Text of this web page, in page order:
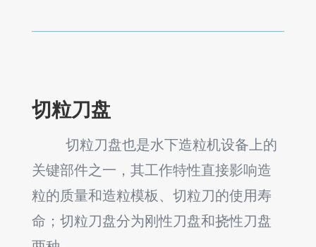
切粒刀盘
切粒刀盘也是水下造粒机设备上的
关键部件之一，其工作特性直接影响造
粒的质量和造粒模板、切粒刀的使用寿
命；切粒刀盘分为刚性刀盘和挠性刀盘